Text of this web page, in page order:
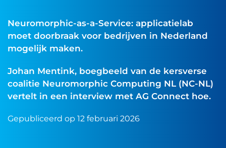
Neuromorphic-as-a-Service: applicatielab
moet doorbraak voor bedrijven in Nederland
mogelijk maken.
Johan Mentink, boegbeeld van de kersverse
coalitie Neuromorphic Computing NL (NC-NL)
vertelt in een interview met AG Connect hoe.
Gepubliceerd op 12 februari 2026